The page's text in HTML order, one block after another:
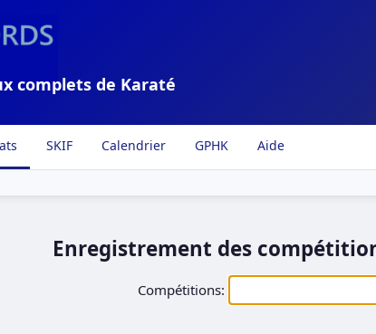
complets de Karaté
SKIF Calendrier GPHK Aide
Enregistrement des
Compétitions: